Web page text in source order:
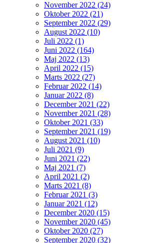
November 2022 (24)
Oktober 2022 (21)
September 2022 (29)
August 2022 (10)
Juli 2022 (1)
Juni 2022 (164)
Maj 2022 (13)
April 2022 (15)
Marts 2022 (27)
Februar 2022 (14)
Januar 2022 (8)
December 2021 (22)
November 2021 (28)
Oktober 2021 (33)
September 2021 (19)
August 2021 (10)
Juli 2021 (9)
Juni 2021 (22)
Maj 2021 (7)
April 2021 (2)
Marts 2021 (8)
Februar 2021 (3)
Januar 2021 (12)
December 2020 (15)
November 2020 (45)
Oktober 2020 (27)
September 2020 (32)